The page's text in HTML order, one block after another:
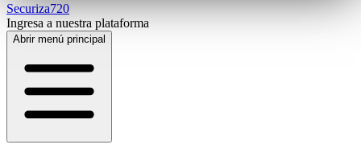
Securiza720
Ingresa a nuestra plataforma
Abrir menú principal